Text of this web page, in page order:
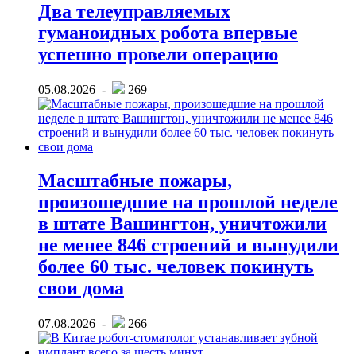
Два телеуправляемых
гуманоидных робота впервые
успешно провели операцию
05.08.2026 - 269
Масштабные пожары,
произошедшие на прошлой неделе
в штате Вашингтон, уничтожили
не менее 846 строений и вынудили
более 60 тыс. человек покинуть
свои дома
07.08.2026 - 266